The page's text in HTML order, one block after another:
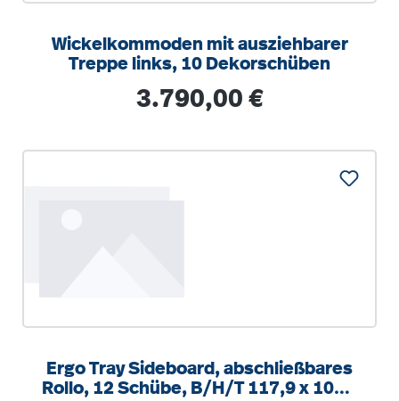
Wickelkommoden mit ausziehbarer
Treppe links, 10 Dekorschüben
Regulärer Preis:
3.790,00 €
Ergo Tray Sideboard, abschließbares
Rollo, 12 Schübe, B/H/T 117,9 x 100 x